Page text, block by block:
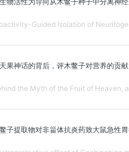
Guided Isolation of
果神话的背后，评木鳖子对营养的贡献
the Myth of the Fruit of Heaven,
子提取物对非甾体抗炎药致大鼠急性胃